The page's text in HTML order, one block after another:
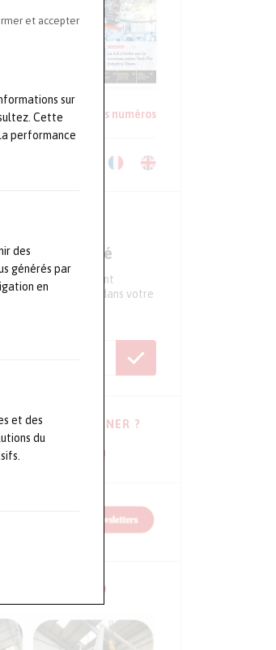
et accepter
sur
Cette
performance
des
générés par
en
et des
du
Voir les anciens numéros
actualité
recevez directement
du secteur dans votre
À VOUS ABONNER ?
newsletters !
EN VIDÉO